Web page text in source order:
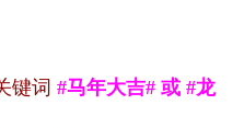
键词 #马年大吉# 或 #龙